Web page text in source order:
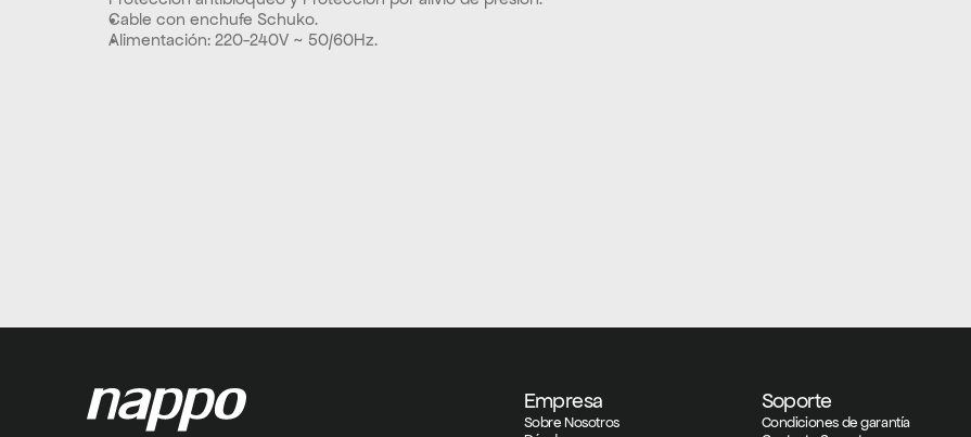
Cable con enchufe Schuko.
Alimentación: 220-240V ~ 50/60Hz.
Empresa
Sobre Nosotros
Soporte
Condiciones de garantía